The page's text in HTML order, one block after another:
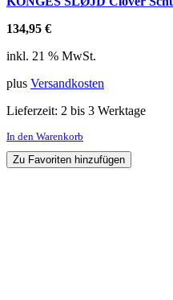
134,95 €
inkl. 21 % MwSt.
plus Versandkosten
Lieferzeit: 2 bis 3 Werktage
In den Warenkorb
Zu Favoriten hinzufügen